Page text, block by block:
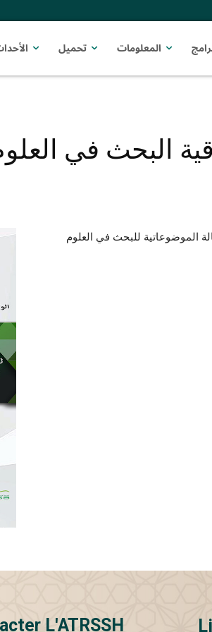
المعلومات تحميل
البحث في
الموضوعاتية للبحث في العلوم
L'ATRSSH